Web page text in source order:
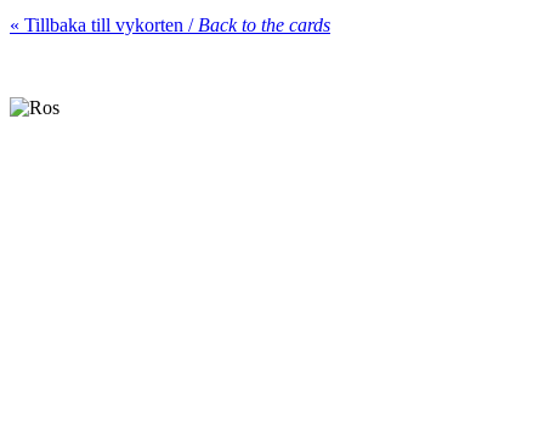
« Tillbaka till vykorten / Back to the cards